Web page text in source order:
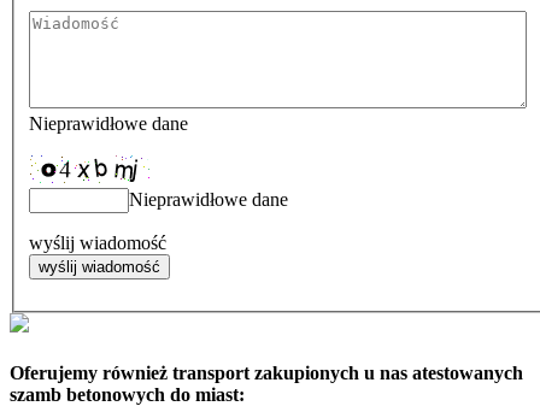
Nieprawidłowe dane
Nieprawidłowe dane
wyślij wiadomość
Oferujemy również transport zakupionych u nas atestowanych
szamb betonowych do miast: